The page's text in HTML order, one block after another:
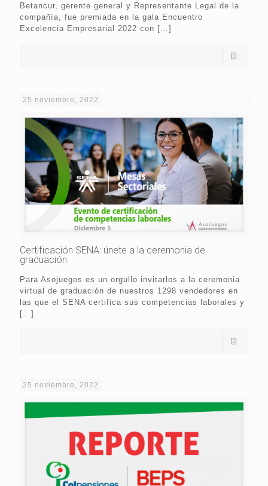
Betancur, gerente general y Representante Legal de la
compañía, fue premiada en la gala Encuentro
Excelencia Empresarial 2022 con […]
25 noviembre, 2022
Certificación SENA: únete a la ceremonia de
graduación
Para Asojuegos es un orgullo invitarlos a la ceremonia
virtual de graduación de nuestros 1298 vendedores en
las que el SENA certifica sus competencias laborales y
[…]
25 noviembre, 2022